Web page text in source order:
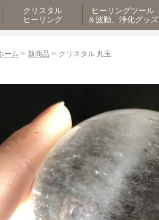
クリスタル
ヒーリング
ヒーリングツール
＆波動、浄化グッズ
ーム > 新商品 > クリスタル 丸玉